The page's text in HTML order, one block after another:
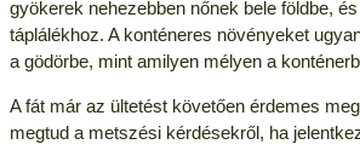
gyökerek nehezebben nőnek bele földbe,
táplálékhoz. A konténeres növényeket
a gödörbe, mint amilyen mélyen a
A fát már az ültetést követően érdemes
megtud a metszési kérdésekről, ha